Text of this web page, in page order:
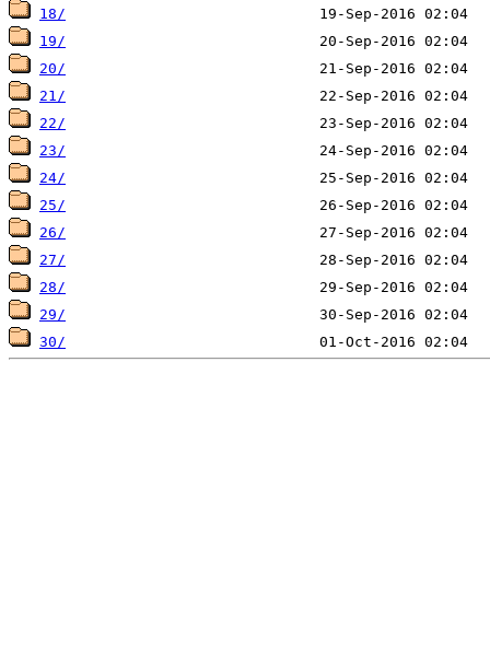
18/
19/
20/
21/
22/
23/
24/
25/
26/
27/
28/
29/
30/